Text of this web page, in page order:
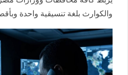
والكوارث بلغة تنسيقية واحدة